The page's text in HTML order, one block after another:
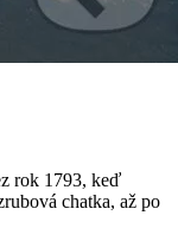
rok 1793, keď
chatka, až po